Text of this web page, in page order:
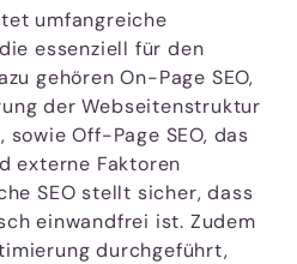
umfangreiche
essenziell für den
gehören On-Page SEO,
der Webseitenstruktur
Off-Page SEO, das
externe Faktoren
SEO stellt sicher, dass
einwandfrei ist. Zudem
durchgeführt,